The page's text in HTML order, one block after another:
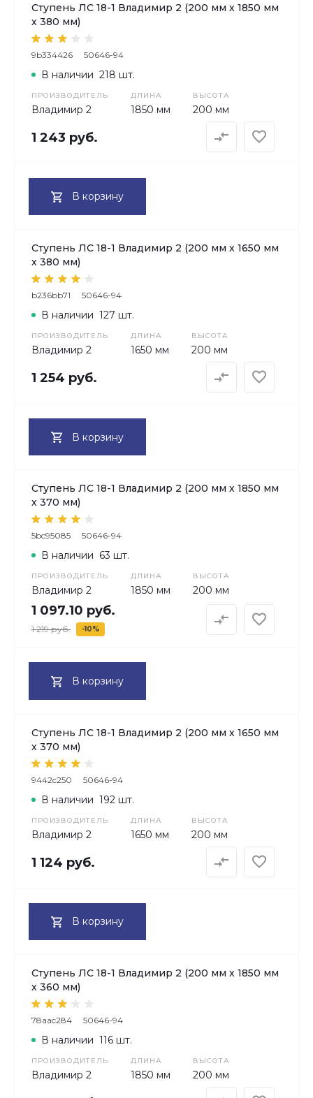
Ступень ЛС 18-1 Владимир 2 (200 мм х 1850 мм
х 380 мм)
9b334426 50646-94
ПРОИЗВОДИТЕЛЬ
Владимир 2
ДЛИНА
1850 мм
ВЫСОТА
200 мм
В наличии 218 шт.
1 243 руб.
В корзину
Ступень ЛС 18-1 Владимир 2 (200 мм х 1650 мм
х 380 мм)
b236bb71 50646-94
ПРОИЗВОДИТЕЛЬ
Владимир 2
ДЛИНА
1650 мм
ВЫСОТА
200 мм
В наличии 127 шт.
1 254 руб.
В корзину
Ступень ЛС 18-1 Владимир 2 (200 мм х 1850 мм
х 370 мм)
5bc95085 50646-94
ПРОИЗВОДИТЕЛЬ
Владимир 2
ДЛИНА
1850 мм
ВЫСОТА
200 мм
В наличии 63 шт.
1 097.10 руб.
1 219 руб. -10%
В корзину
Ступень ЛС 18-1 Владимир 2 (200 мм х 1650 мм
х 370 мм)
9442c250 50646-94
ПРОИЗВОДИТЕЛЬ
Владимир 2
ДЛИНА
1650 мм
ВЫСОТА
200 мм
В наличии 192 шт.
1 124 руб.
В корзину
Ступень ЛС 18-1 Владимир 2 (200 мм х 1850 мм
х 360 мм)
78aac284 50646-94
ПРОИЗВОДИТЕЛЬ
Владимир 2
ДЛИНА
1850 мм
ВЫСОТА
200 мм
В наличии 116 шт.